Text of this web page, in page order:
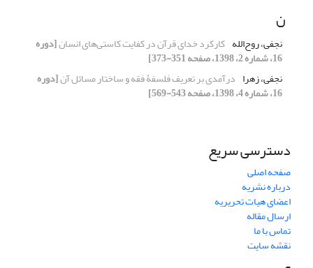
ن
نجفی، روح‌الله کارکرد خدای قرآن در کفایت کاستی‌های انسان[دوره
16، شماره 2، 1398، صفحه 351-373]
نجفی، زهرا درآمدی بر تعریف فلسفۀ فقه و ساختار مسائل آن[دوره
16، شماره 4، 1398، صفحه 543-569]
دسترسی سریع
صفحه اصلی
درباره نشریه
اعضای هیات تحریریه
ارسال مقاله
تماس با ما
نقشه سایت